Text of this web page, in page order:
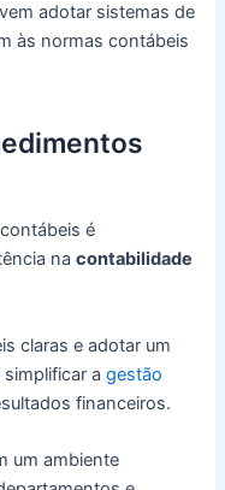
adotar sistemas de
às normas contábeis
é
nacontabilidade
claras e adotar um
simplificar agestão
financeiros.
um ambiente